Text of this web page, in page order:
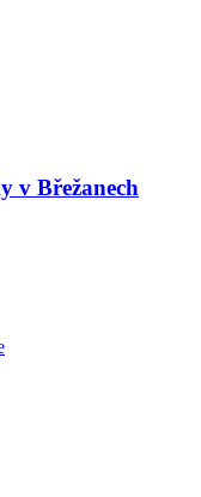
v Břežanech